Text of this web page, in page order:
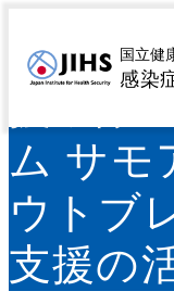
国立健
感染
国際協
ム サモ
ウトブ
支援の